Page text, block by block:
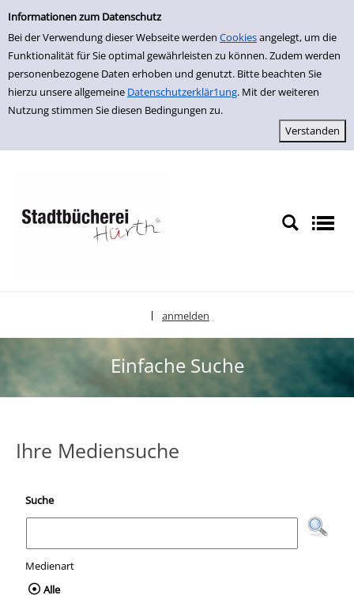
Einfache Suche
Informationen zum Datenschutz
Bei der Verwendung dieser Webseite werden Cookiesangelegt, um die
Funktionalität für Sie optimal gewährleisten zu können. Zudem werden
personenbezogene Daten erhoben und genutzt. Bitte beachten Sie
hierzu unsere allgemeine Datenschutzerklär1ung. Mit der weiteren
Nutzung stimmen Sie diesen Bedingungen zu.
zur Navigation springen
zum Inhalt springen
Zu den Suchfiltern springen
Zur Trefferliste springen
anmelden
Einfache Suche
Ihre Mediensuche
Suche
Medienart
Wählen Sie die Medienart nach der Sie
Alle